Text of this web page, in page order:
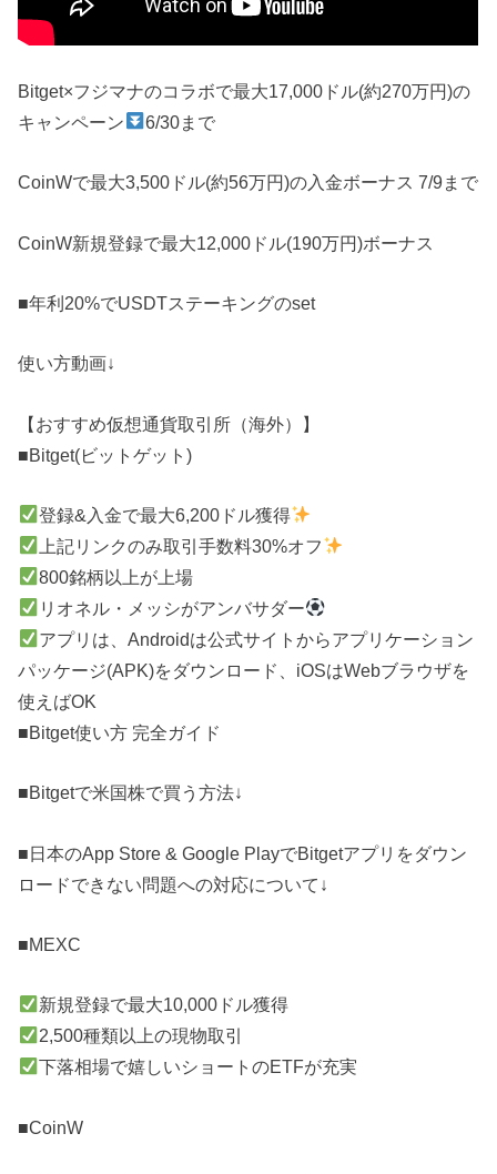
Bitget×フジマナのコラボで最大17,000ドル(約270万円)の
キャンペーン
6/30まで
CoinWで最大3,500ドル(約56万円)の入金ボーナス 7/9まで
CoinW新規登録で最大12,000ドル(190万円)ボーナス
■年利20%でUSDTステーキングのset
使い方動画↓
【おすすめ仮想通貨取引所（海外）】
■Bitget(ビットゲット)
登録&入金で最大6,200ドル獲得
上記リンクのみ取引手数料30%オフ
800銘柄以上が上場
リオネル・メッシがアンバサダー
アプリは、Androidは公式サイトからアプリケーション
パッケージ(APK)をダウンロード、iOSはWebブラウザを
使えばOK
■Bitget使い方 完全ガイド
■Bitgetで米国株で買う方法↓
■日本のApp Store & Google PlayでBitgetアプリをダウン
ロードできない問題への対応について↓
■MEXC
新規登録で最大10,000ドル獲得
2,500種類以上の現物取引
下落相場で嬉しいショートのETFが充実
■CoinW